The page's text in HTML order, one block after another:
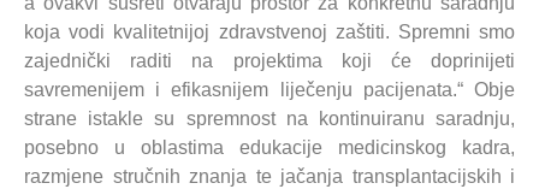
koja vodi kvalitetnijoj zdravstvenoj zaštiti. Spremni smo
zajednički raditi na projektima koji će doprinijeti
savremenijem i efikasnijem liječenju pacijenata.“ Obje
strane istakle su spremnost na kontinuiranu saradnju,
posebno u oblastima edukacije medicinskog kadra,
razmjene stručnih znanja te jačanja transplantacijskih i